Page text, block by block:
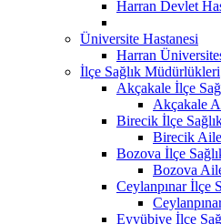
Harran Devlet
Üniversite Hastanesi
Harran
İlçe Sağlık Müdürlükleri
Akçakale İlçe
Akçakale
Birecik İlçe
Birecik Aile
Bozova İlçe
Bozova
Ceylanpınar İlçe
Eyyübiye İlçe